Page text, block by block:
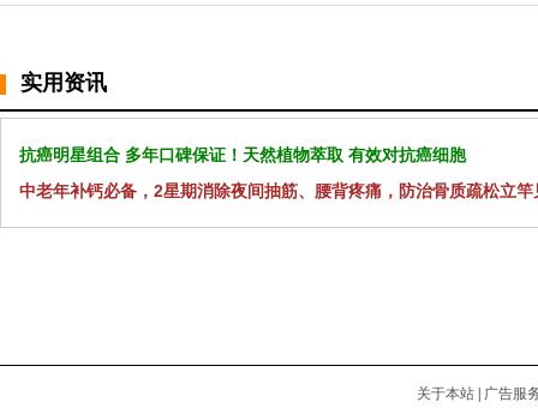
实用资讯
抗癌明星组合 多年口碑保证！天然植物萃取 有效对抗癌细胞
中老年补钙必备，2星期消除夜间抽筋、腰背疼痛，防治骨质疏松立竿
关于本站
广告服